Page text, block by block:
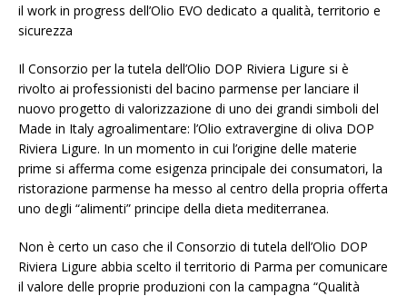
il work in progress dell’Olio EVO dedicato a qualità, territorio e
sicurezza
Il Consorzio per la tutela dell’Olio DOP Riviera Ligure si è
rivolto ai professionisti del bacino parmense per lanciare il
nuovo progetto di valorizzazione di uno dei grandi simboli del
Made in Italy agroalimentare: l’Olio extravergine di oliva DOP
Riviera Ligure. In un momento in cui l’origine delle materie
prime si afferma come esigenza principale dei consumatori, la
ristorazione parmense ha messo al centro della propria offerta
uno degli “alimenti” principe della dieta mediterranea.
Non è certo un caso che il Consorzio di tutela dell’Olio DOP
Riviera Ligure abbia scelto il territorio di Parma per comunicare
il valore delle proprie produzioni con la campagna “Qualità